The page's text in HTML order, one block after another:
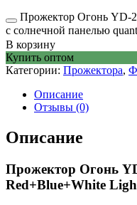
Прожектор Огонь YD-
с солнечной панелью
В корзину
Купить оптом
Категории: Прожектора,
Описание
Отзывы (0)
Описание
Прожектор Огонь
Red+Blue+White